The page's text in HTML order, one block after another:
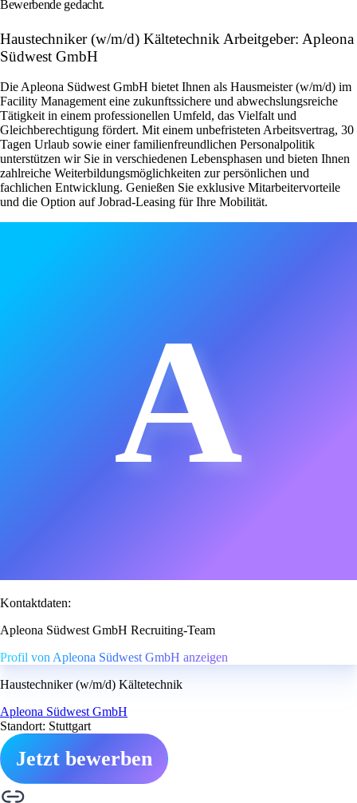
Bewerbende gedacht.
Haustechniker (w/m/d) Kältetechnik Arbeitgeber: Apleona
Südwest GmbH
Die Apleona Südwest GmbH bietet Ihnen als Hausmeister (w/m/d) im
Facility Management eine zukunftssichere und abwechslungsreiche
Tätigkeit in einem professionellen Umfeld, das Vielfalt und
Gleichberechtigung fördert. Mit einem unbefristeten Arbeitsvertrag, 30
Tagen Urlaub sowie einer familienfreundlichen Personalpolitik
unterstützen wir Sie in verschiedenen Lebensphasen und bieten Ihnen
zahlreiche Weiterbildungsmöglichkeiten zur persönlichen und
fachlichen Entwicklung. Genießen Sie exklusive Mitarbeitervorteile
und die Option auf Jobrad-Leasing für Ihre Mobilität.
A
Kontaktdaten:
Apleona Südwest GmbH Recruiting-Team
Profil von Apleona Südwest GmbH anzeigen
Haustechniker (w/m/d) Kältetechnik
Apleona Südwest GmbH
Standort: Stuttgart
Jetzt bewerben